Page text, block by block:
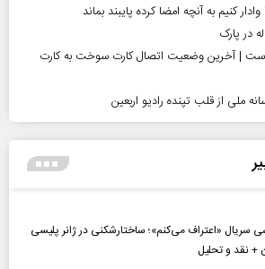
کنیم به آنچه امضا کرده پایبند بماند
پابرجاست | آخرین وضعیت اتصال کارت سوخت به کارت
ملی از قلب تپنده رادیو اربعین
سریال «اعتراف می‌کنم»؛ ساختارشکنی در ژانر پلیسی
+ نقد و تحلیل